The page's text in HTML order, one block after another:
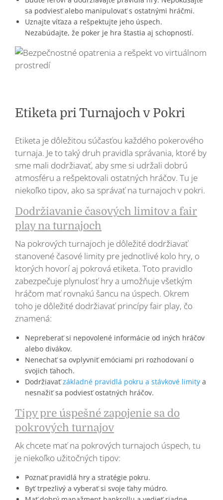
sa podviesť alebo manipulovať s ostatnými hráčmi.
Uznajte víťaza a rešpektujte jeho úspech.
Nezabúdajte, že poker je hra štastia aj schopností.
Etiketa pri Turnajoch v Pokri
Etiketa je dôležitou súčasťou každého pokerového
turnaja. Je to taký druh pravidla správania, ktoré by
sme mali dodržiavať, aby sme si udržali dobrú
atmosféru a rešpektovali ostatných hráčov. Tu je
niekoľko tipov, ako sa správať na turnajoch v pokri.
Dodržiavanie časových limitov a fair
play na turnajoch
Na pokrových turnajoch je dôležité dodržiavať
stanovené časové limity pre jednotlivé kolo hry, o
ktorých hovorí aj pokrová etiketa. Toto pravidlo
zabezpečuje plynulosť hry a umožňuje všetkým
hráčom mať rovnakú šancu na úspech. Okrem
toho je dôležité dodržiavať princípy fair play, čo
znamená:
Nepreberať si nepovolené informácie od iných hráčov
alebo divákov.
Nenechať sa ovplyvniť emóciami pri rozhodovaní o
svojich ťahoch.
Dodržiavaťzákladné pravidlá pokru a stávkové limity a
nesnažiť sa podviesť ostatných hráčov.
Tipy pre úspešné zapojenie sa do
pokrových turnajov
Ak chcete mať na pokrových turnajoch úspech, tu
je niekoľko užitočných tipov:
Poznať pravidlá hry a stratégie pokru.
Byť trpezlivý a vyberať si svoje ťahy múdro.